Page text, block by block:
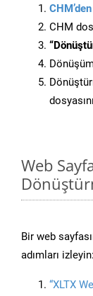
CHM
Web
Bir web
adımları izleyin:
“XLTX